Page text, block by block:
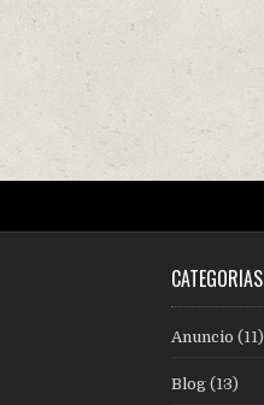
CATEGORÍAS
Anuncio (11)
Blog (13)